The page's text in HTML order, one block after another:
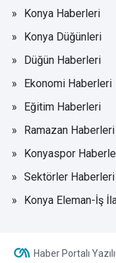
Konya Haberleri
Konya Düğünleri
Düğün Haberleri
Ekonomi Haberleri
Eğitim Haberleri
Ramazan Haberleri
Konyaspor
Sektörler Haberleri
Konya Eleman-İş
Haber Portalı